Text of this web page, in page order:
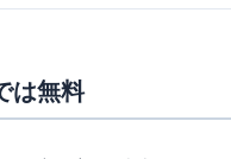
は無料